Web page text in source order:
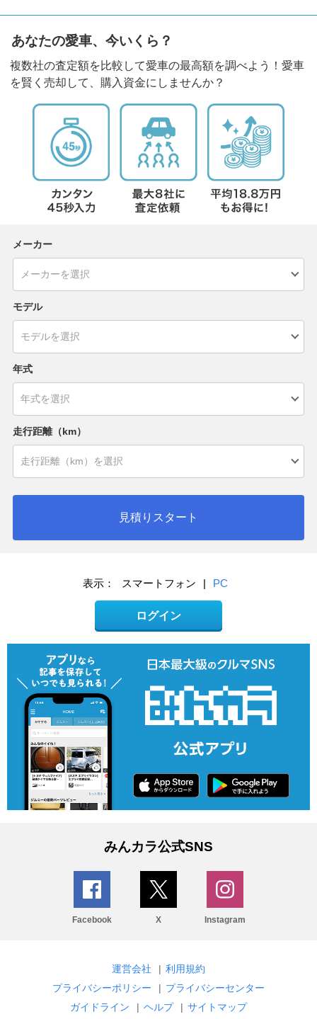
あなたの愛車、今いくら？
複数社の査定額を比較して愛車の最高額を調べよう！愛車
を賢く売却して、購入資金にしませんか？
メーカー
モデル
年式
走行距離（km）
見積りスタート
表示： スマートフォン PC
ログイン
みんカラ公式SNS
Facebook X Instagram
運営会社 | 利用規約
プライバシーポリシー
| プライバシーセンター
ガイドライン
| ヘルプ | サイトマップ